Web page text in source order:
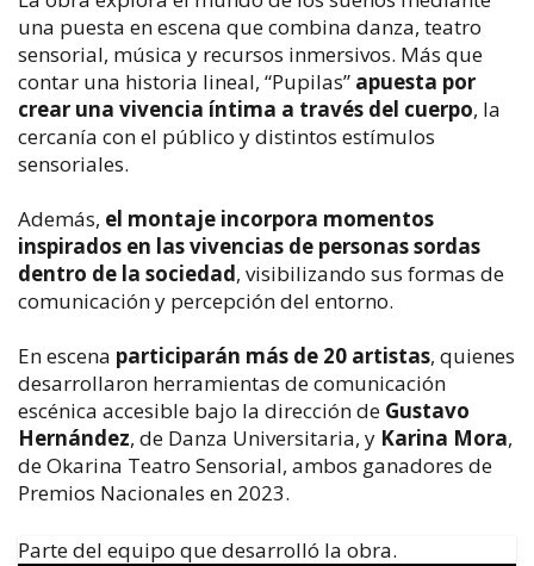
una puesta en escena que combina danza, teatro
sensorial, música y recursos inmersivos. Más que
contar una historia lineal, “Pupilas” apuesta por
crear una vivencia íntima a través del cuerpo, la
cercanía con el público y distintos estímulos
sensoriales.
Además, el montaje incorpora momentos
inspirados en las vivencias de personas sordas
dentro de la sociedad, visibilizando sus formas de
comunicación y percepción del entorno.
En escena participarán más de 20 artistas, quienes
desarrollaron herramientas de comunicación
escénica accesible bajo la dirección de Gustavo
Hernández, de Danza Universitaria, y Karina Mora,
de Okarina Teatro Sensorial, ambos ganadores de
Premios Nacionales en 2023.
Parte del equipo que desarrolló la obra.